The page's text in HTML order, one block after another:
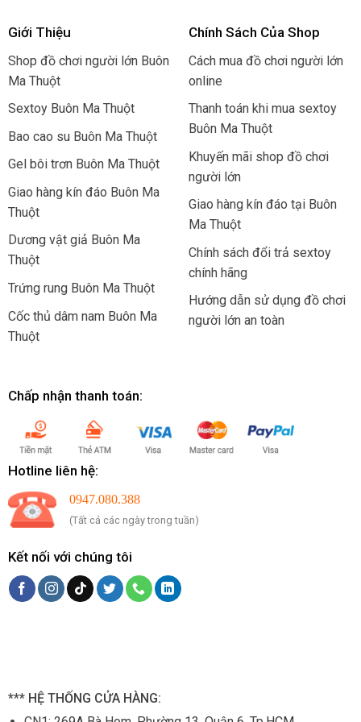
Giới Thiệu
Shop đồ chơi người lớn Buôn
Ma Thuột
Sextoy Buôn Ma Thuột
Bao cao su Buôn Ma Thuột
Gel bôi trơn Buôn Ma Thuột
Giao hàng kín đáo Buôn Ma
Thuột
Dương vật giả Buôn Ma
Thuột
Trứng rung Buôn Ma Thuột
Cốc thủ dâm nam Buôn Ma
Thuột
Chính Sách Của Shop
Cách mua đồ chơi người lớn
online
Thanh toán khi mua sextoy
Buôn Ma Thuột
Khuyến mãi shop đồ chơi
người lớn
Giao hàng kín đáo tại Buôn
Ma Thuột
Chính sách đổi trả sextoy
chính hãng
Hướng dẫn sử dụng đồ chơi
người lớn an toàn
Chấp nhận thanh toán:
Hotline liên hệ:
0947.080.388
(Tất cả các ngày trong tuần)
Kết nối với chúng tôi
*** HỆ THỐNG CỬA HÀNG: